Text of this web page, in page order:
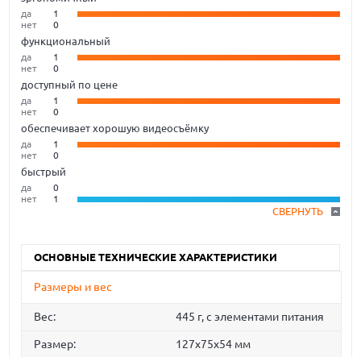
да
1
нет
0
функциональный
да
1
нет
0
доступный по цене
да
1
нет
0
обеспечивает хорошую видеосъёмку
да
1
нет
0
быстрый
да
0
нет
1
СВЕРНУТЬ
ОСНОВНЫЕ ТЕХНИЧЕСКИЕ ХАРАКТЕРИСТИКИ
Размеры и вес
Вес: 445 г, с элементами питания
Размер: 127x75x54 мм